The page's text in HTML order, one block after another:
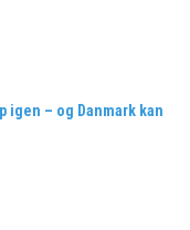
igen – og Danmark kan